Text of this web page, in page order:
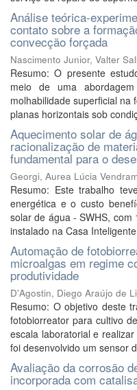
Análise teórica-
contato sobre a
convecção forçada
Nascimento Junior, Valter
Resumo: O presente
meio de uma
molhabilidade superficial
planas horizontais sob
Aquecimento solar de
racionalização de
fundamental para o
Georgi, Aurea Lúcia
Resumo: Este trabalho
energética e o custo
solar de água - SWHS,
instalado na Casa
Automação de
microalgas em regime
produtividade
D'Agostin, Diego Araújo de
Resumo: O objetivo deste
fotobiorreator para cultivo
escala laboratorial e
foi desenvolvido um sensor
Avaliação da corrosão
incorporada com